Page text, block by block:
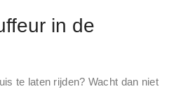
in de
te laten rijden? Wacht dan niet